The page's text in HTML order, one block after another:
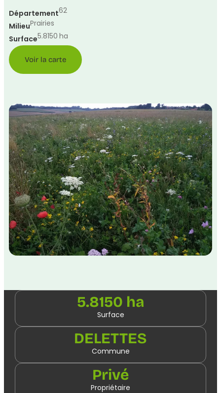
Département62
MilieuPrairies
Surface5.8150 ha
Voir la carte
5.8150 ha
Surface
DELETTES
Commune
Privé
Propriétaire